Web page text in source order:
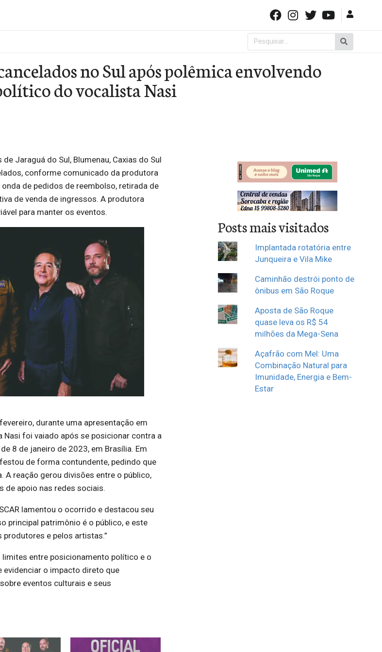
Pesquisar
por:
no Sul após polêmica envolvendo
do vocalista Nasi
Jaraguá do Sul, Blumenau, Caxias do Sul
conforme comunicado da produtora
de pedidos de reembolso, retirada de
de venda de ingressos. A produtora
para manter os eventos.
durante uma apresentação em
Nasi foi vaiado após se posicionar contra a
8 de janeiro de 2023, em Brasília. Em
de forma contundente, pedindo que
reação gerou divisões entre o público,
de apoio nas redes sociais.
lamentou o ocorrido e destacou seu
principal patrimônio é o público, e este
e pelos artistas.”
entre posicionamento político e o
evidenciar o impacto direto que
eventos culturais e seus
Posts mais visitados
Implantada rotatória entre
Junqueira e Vila Mike
Caminhão destrói ponto de
ônibus em São Roque
Aposta de São Roque
quase leva os R$ 54
milhões da Mega-Sena
Açafrão com Mel: Uma
Combinação Natural para
Imunidade, Energia e Bem-
Estar